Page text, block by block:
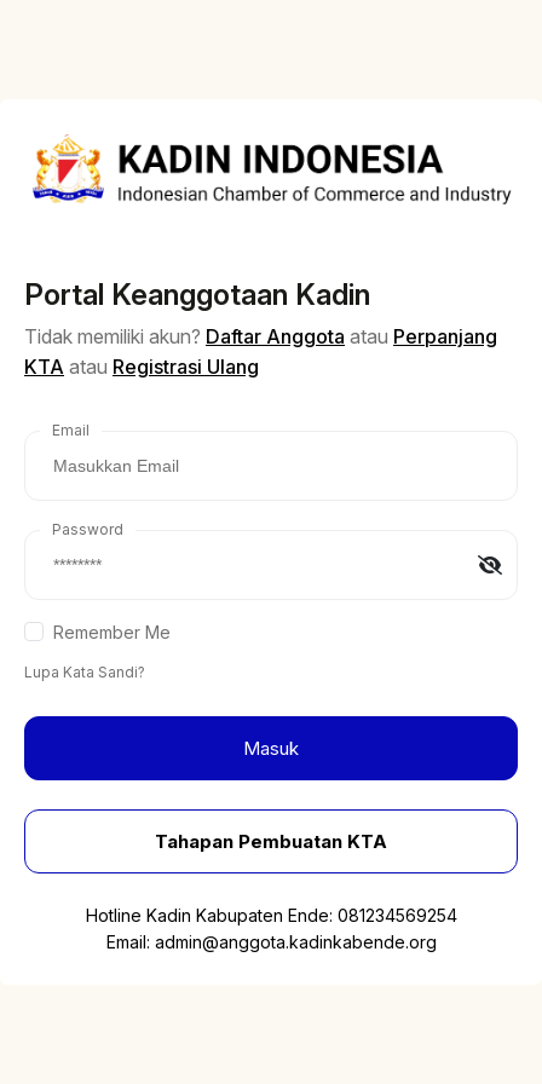
Portal Keanggotaan Kadin
Tidak memiliki akun? Daftar Anggota atau Perpanjang
KTA atau Registrasi Ulang
Email
Password
Remember Me
Lupa Kata Sandi?
Masuk
Tahapan Pembuatan KTA
Hotline Kadin Kabupaten Ende: 081234569254
Email: admin@anggota.kadinkabende.org